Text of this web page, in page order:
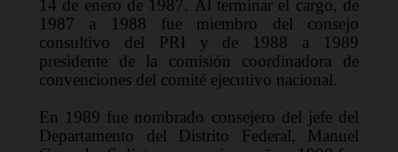
14 de enero de 1987. Al terminar el cargo, de
1987 a 1988 fue miembro del consejo
consultivo del PRI y de 1988 a 1989
presidente de la comisión coordinadora de
convenciones del comité ejecutivo nacional.
En 1989 fue nombrado consejero del jefe del
Departamento del Distrito Federal, Manuel